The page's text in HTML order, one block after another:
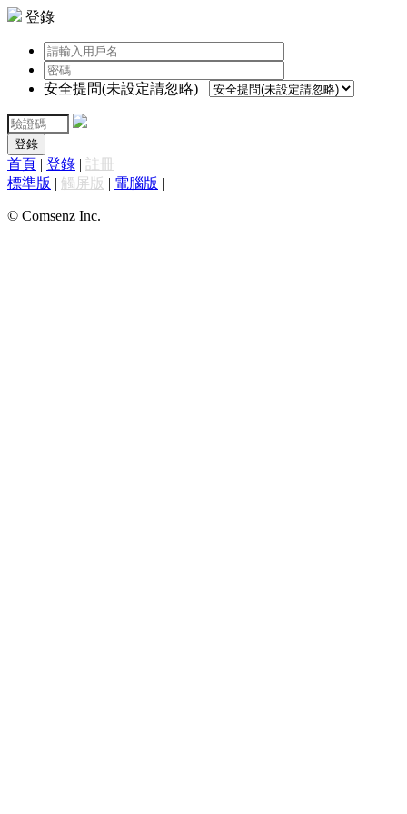
登錄
安全提問(未設定請忽略)
登錄
首頁 | 登錄 | 註冊
標準版 | 觸屏版 | 電腦版 |
© Comsenz Inc.